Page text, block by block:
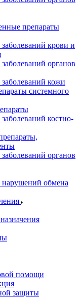
препараты
крови и
органов
кожи
системного
костно-
органов
нарушений обмена
помощи
защиты